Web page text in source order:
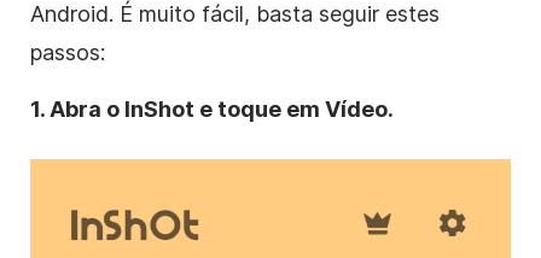
Android. É muito fácil, basta seguir estes
passos:
1. Abra o InShot e toque em Vídeo.